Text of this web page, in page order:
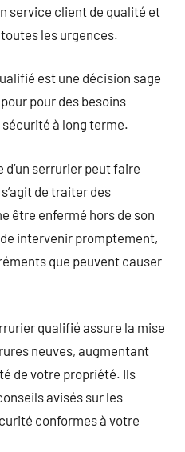
service client de qualité et
les urgences.
est une décision sage
pour des besoins
sécurité à long terme.
d’un serrurier peut faire
de traiter des
être enfermé hors de son
intervenir promptement,
que peuvent causer
qualifié assure la mise
neuves, augmentant
de votre propriété. Ils
avisés sur les
conformes à votre